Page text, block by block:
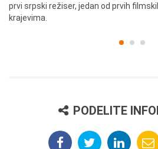
prvi srpski režiser, jedan od prvih
krajevima.
PODELITE